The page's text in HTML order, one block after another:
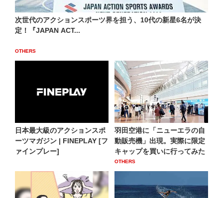
次世代のアクションスポーツ界を担う、10代の新星6名が決
定！『JAPAN ACT...
OTHERS
日本最大級のアクションスポ
ーツマガジン | FINEPLAY [フ
ァインプレー]
羽田空港に「ニューエラの自
動販売機」出現。実際に限定
キャップを買いに行ってみた
OTHERS